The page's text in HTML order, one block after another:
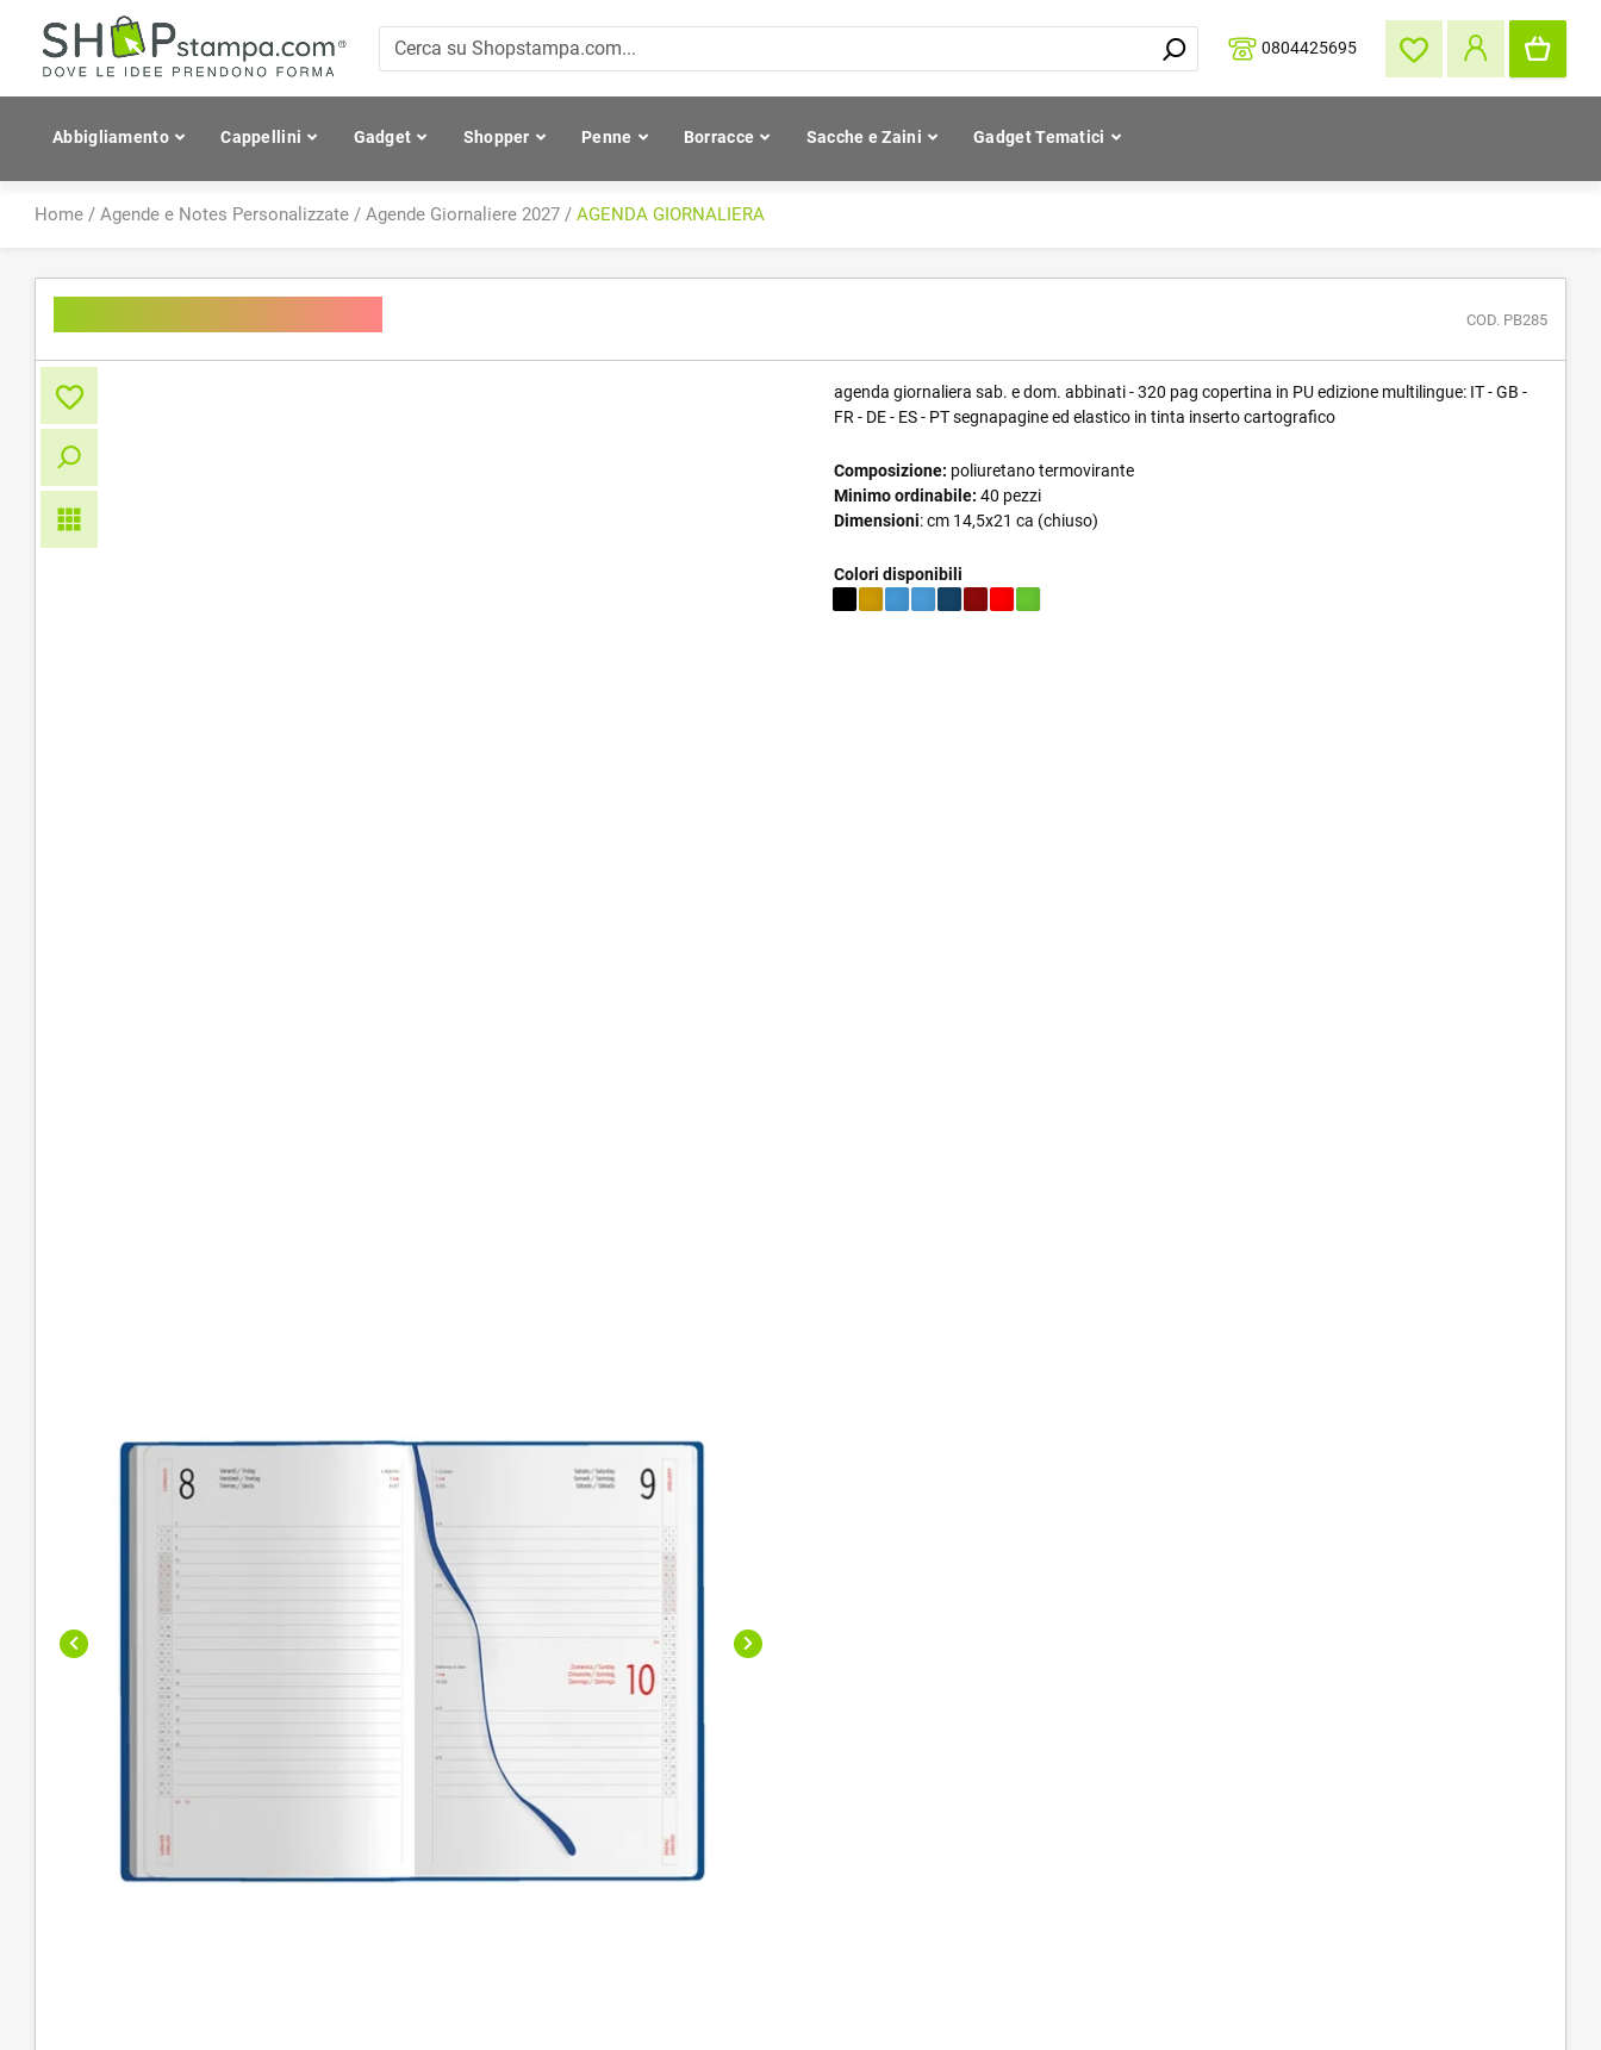
0804425695
Abbigliamento Cappellini Gadget Shopper Penne Borracce Sacche e Zaini Gadget Tematici
Home / Agende e Notes Personalizzate / Agende Giornaliere 2027 / AGENDA GIORNALIERA
COD. PB285
agenda giornaliera sab. e dom. abbinati - 320 pag copertina in PU edizione multilingue: IT - GB -
FR - DE - ES - PT segnapagine ed elastico in tinta inserto cartografico
Composizione: poliuretano termovirante
Minimo ordinabile: 40 pezzi
Dimensioni: cm 14,5x21 ca (chiuso)
Colori disponibili